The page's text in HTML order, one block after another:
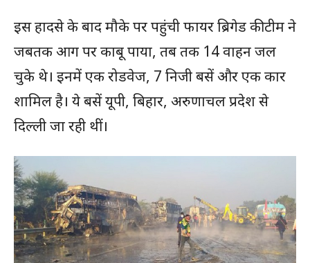
इस हादसे के बाद मौके पर पहुंची फायर ब्रिगेड की टीम ने
जबतक आग पर काबू पाया, तब तक 14 वाहन जल
चुके थे। इनमें एक रोडवेज, 7 निजी बसें और एक कार
शामिल है। ये बसें यूपी, बिहार, अरुणाचल प्रदेश से
दिल्ली जा रही थीं।